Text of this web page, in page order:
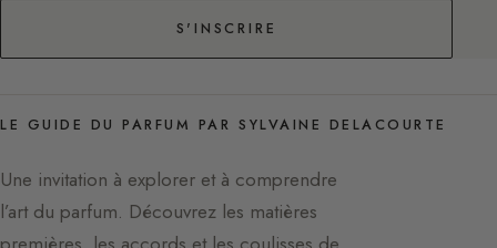
S'INSCRIRE
LE GUIDE DU PARFUM PAR SYLVAINE DELACOURTE
Une invitation à explorer et à comprendre
l’art du parfum. Découvrez les matières